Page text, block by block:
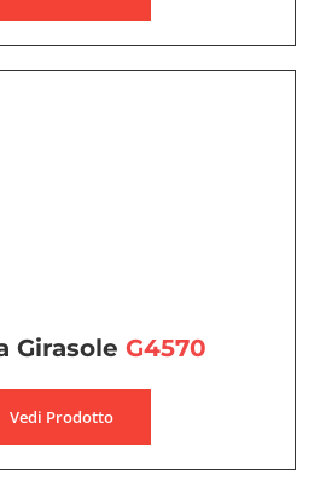
Girasole G4570
Vedi Prodotto